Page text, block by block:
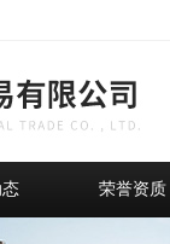
荣誉资质